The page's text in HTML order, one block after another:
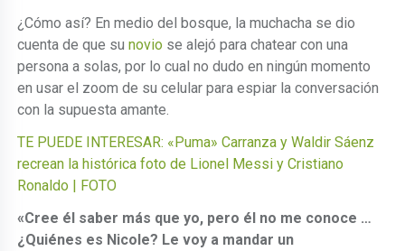
¿Cómo así? En medio del bosque, la muchacha se dio
cuenta de que sunovio se alejó para chatear con una
persona a solas, por lo cual no dudo en ningún momento
en usar el zoom de su celular para espiar la conversación
con la supuesta amante.
TE PUEDE INTERESAR: «Puma» Carranza y Waldir Sáenz
recrean la histórica foto de Lionel Messi y Cristiano
Ronaldo | FOTO
«Cree él saber más que yo, pero él no me conoce …
¿Quiénes es Nicole? Le voy a mandar un